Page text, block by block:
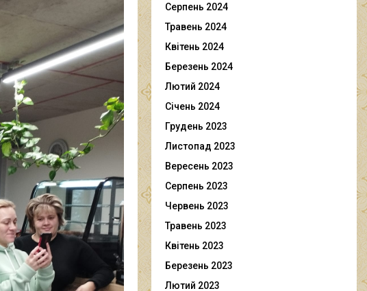
Серпень 2024
Травень 2024
Квітень 2024
Березень 2024
Лютий 2024
Січень 2024
Грудень 2023
Листопад 2023
Вересень 2023
Серпень 2023
Червень 2023
Травень 2023
Квітень 2023
Березень 2023
Лютий 2023